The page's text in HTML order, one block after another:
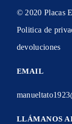
© 2020 Placas
Politica de
devoluciones
EMAIL
LLÁMANOS